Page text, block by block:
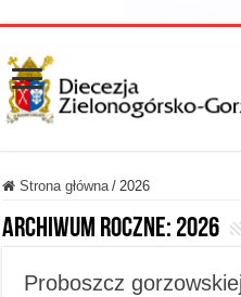
Strona główna / 2026
Archiwum roczne: 2026
Proboszcz